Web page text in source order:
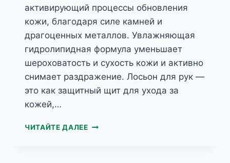
активирующий процессы обновления
кожи, благодаря силе камней и
драгоценных металлов. Увлажняющая
гидролипидная формула уменьшает
шероховатость и сухость кожи и активно
снимает раздражение. Лосьон для рук —
это как защитный щит для ухода за
кожей,…
ЧИТАЙТЕ ДАЛЕЕJANTAR